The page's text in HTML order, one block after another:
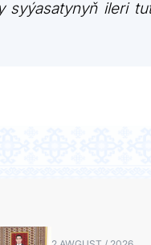
syýasatynyň ileri